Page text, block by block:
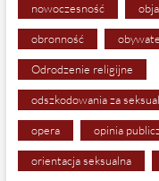
nowoczesność
obronność
Odrodzenie religijne
odszkodowania za
opera opinia
orientacja seksualna